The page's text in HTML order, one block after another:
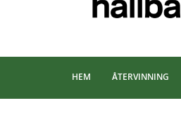
HEM ÅTERVINNING